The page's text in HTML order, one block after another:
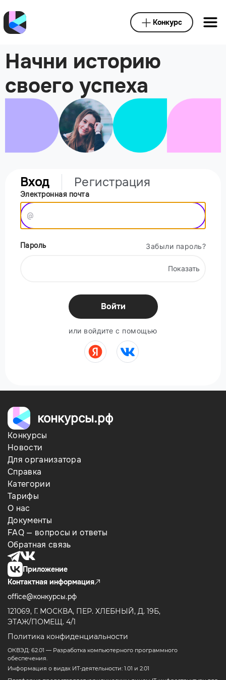
Конкурс
Начни историю
своего успеха
Вход Регистрация
Электронная почта
Пароль Забыли пароль?
Показать
Войти
или войдите с помощью
конкурсы.рф
Конкурсы
Новости
Для организатора
Справка
Категории
Тарифы
О нас
Документы
FAQ — вопросы и ответы
Обратная связь
Приложение
Контактная информация
office@конкурсы.рф
121069, Г. МОСКВА, ПЕР. ХЛЕБНЫЙ, Д. 19Б,
ЭТАЖ/ПОМЕЩ. 4/1
Политика конфиденциальности
ОКВЭД: 62.01 — Разработка компьютерного программного
обеспечения.
Информация о видах ИТ-деятельности: 1.01 и 2.01